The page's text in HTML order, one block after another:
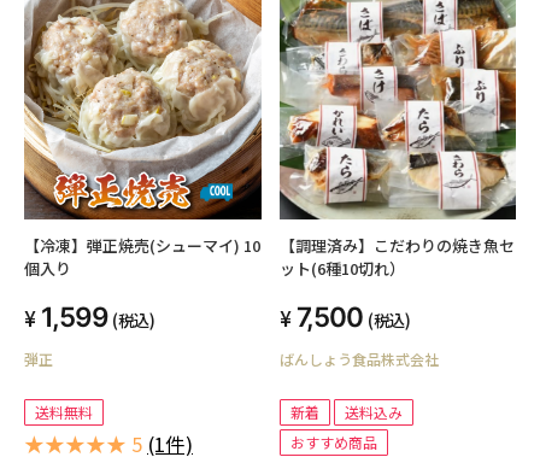
【冷凍】弾正焼売(シューマイ) 10
個入り
1,599 (税込)
弾正
送料無料
★★★★★ 5 (1件)
【調理済み】こだわりの焼き魚セ
ット(6種10切れ）
7,500 (税込)
ばんしょう食品株式会社
新着
送料込み
おすすめ商品